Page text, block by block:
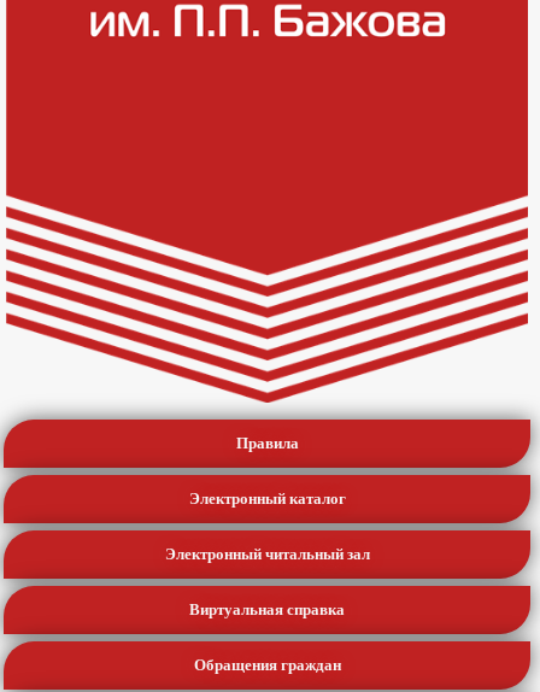
Правила
Электронный каталог
Электронный читальный зал
Виртуальная справка
Обращения граждан